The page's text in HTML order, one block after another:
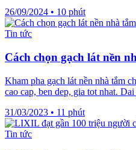
26/09/2024 • 10 phút
Tin tức
Cách chọn gạch lát nền
Kham pha gạch lát nền nhà tắm
cao cap, ben dep, gia tot nhat.
31/03/2023 • 11 phút
Tin tức